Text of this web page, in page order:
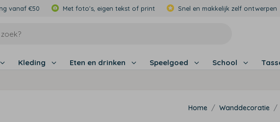
vanaf €50 Met foto's, eigen tekst of print Snel en makkelijk zelf ontwerpen
Kleding Eten en drinken Speelgoed School
Wanddecoratie